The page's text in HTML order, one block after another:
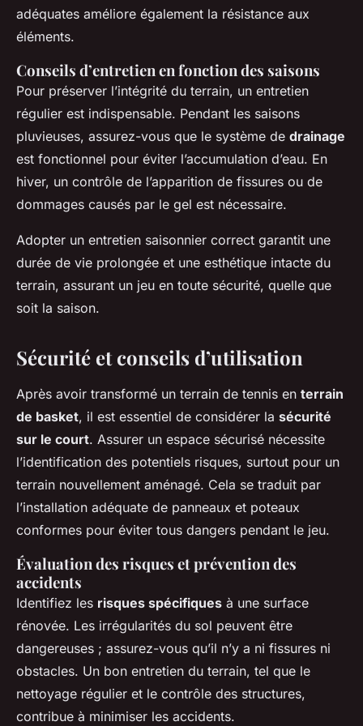
adéquates améliore également la résistance aux
éléments.
Conseils d’entretien en fonction des saisons
Pour préserver l’intégrité du terrain, un entretien
régulier est indispensable. Pendant les saisons
pluvieuses, assurez-vous que le système de drainage
est fonctionnel pour éviter l’accumulation d’eau. En
hiver, un contrôle de l’apparition de fissures ou de
dommages causés par le gel est nécessaire.
Adopter un entretien saisonnier correct garantit une
durée de vie prolongée et une esthétique intacte du
terrain, assurant un jeu en toute sécurité, quelle que
soit la saison.
Sécurité et conseils d’utilisation
Après avoir transformé un terrain de tennis en terrain
de basket, il est essentiel de considérer la sécurité
sur le court. Assurer un espace sécurisé nécessite
l’identification des potentiels risques, surtout pour un
terrain nouvellement aménagé. Cela se traduit par
l’installation adéquate de panneaux et poteaux
conformes pour éviter tous dangers pendant le jeu.
Évaluation des risques et prévention des
accidents
Identifiez les risques spécifiques à une surface
rénovée. Les irrégularités du sol peuvent être
dangereuses ; assurez-vous qu’il n’y a ni fissures ni
obstacles. Un bon entretien du terrain, tel que le
nettoyage régulier et le contrôle des structures,
contribue à minimiser les accidents.